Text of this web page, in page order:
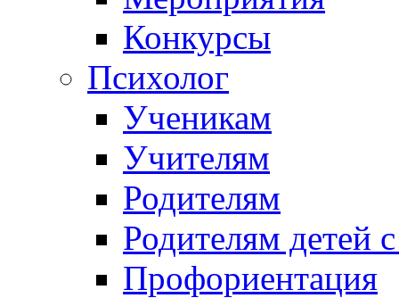
Конкурсы
Психолог
Ученикам
Учителям
Родителям
Родителям детей
Профориентация